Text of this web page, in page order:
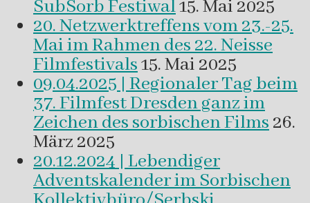
SubSorb Festiwal15. Mai 2025
20. Netzwerktreffens vom 23.-25.
Mai im Rahmen des 22. Neisse
Filmfestivals15. Mai 2025
09.04.2025 | Regionaler Tag beim
37. Filmfest Dresden ganz im
Zeichen des sorbischen Films26.
März 2025
20.12.2024 | Lebendiger
Adventskalender im Sorbischen